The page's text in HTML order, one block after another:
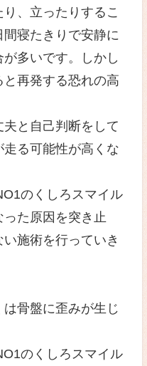
腰痛症と呼ば
痛が走る症状
と歩いたり、
ので数日間寝
いう場合が多
発症すると再
。
もう大丈夫と